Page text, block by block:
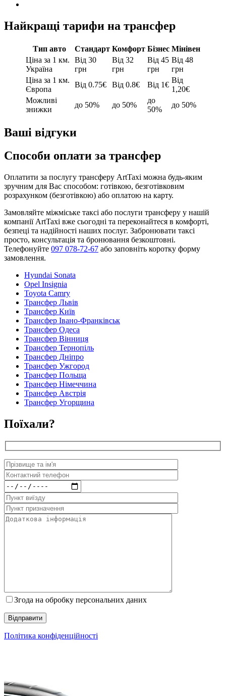
Найкращі тарифи на трансфер
Тип авто Стандарт Комфорт Бізнес Мінівен
Ціна за 1 км.
Україна
Від 30
грн
Від 32
грн
Від 45
грн
Від 48
грн
Ціна за 1 км.
Європа
Від 0.75€ Від 0.8€ Від 1€
Від
1,20€
Можливі
знижки
до 50% до 50%
до
50%
до 50%
Ваші відгуки
Способи оплати за трансфер
Оплатити за послугу трансферу ArtTaxi можна будь-яким
зручним для Вас способом: готівкою, безготівковим
розрахунком (безготівкою) або оплатою на карту.
Замовляйте міжміське таксі або послуги трансферу у нашій
компанії ArtTaxi вже сьогодні та переконайтеся в комфорті,
безпеці та надійності наших послуг. Забронювати таксі
просто, консультація та бронювання безкоштовні.
Телефонуйте 097 078-72-67 або заповніть коротку форму
замовлення.
Hyundai Sonata
Opel Insignia
Toyota Camry
Трансфер Львів
Трансфер Київ
Трансфер Івано-Франківськ
Трансфер Одеса
Трансфер Вінниця
Трансфер Тернопіль
Трансфер Дніпро
Трансфер Ужгород
Трансфер Польща
Трансфер Німеччина
Трансфер Австрія
Трансфер Угорщина
Поїхали?
Згода на обробку персональних даних
Політика конфіденційності